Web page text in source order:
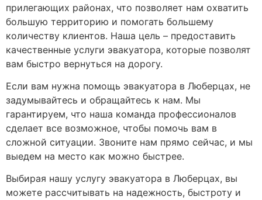
прилегающих районах, что позволяет нам охватить
большую территорию и помогать большему
количеству клиентов. Наша цель – предоставить
качественные услуги эвакуатора, которые позволят
вам быстро вернуться на дорогу.
Если вам нужна помощь эвакуатора в Люберцах, не
задумывайтесь и обращайтесь к нам. Мы
гарантируем, что наша команда профессионалов
сделает все возможное, чтобы помочь вам в
сложной ситуации. Звоните нам прямо сейчас, и мы
выедем на место как можно быстрее.
Выбирая нашу услугу эвакуатора в Люберцах, вы
можете рассчитывать на надежность, быстроту и